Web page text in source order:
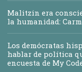
Malitzin era
la humanidad:
Los demócratas
hablar de política
encuesta de My